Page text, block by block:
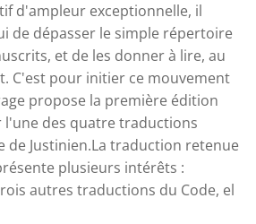
d'ampleur exceptionnelle, il
de dépasser le simple répertoire
et de les donner à lire, au
C'est pour initier ce mouvement
propose la première édition
des quatre traductions
de Justinien.La traduction retenue
plusieurs intérêts :
autres traductions du Code, el